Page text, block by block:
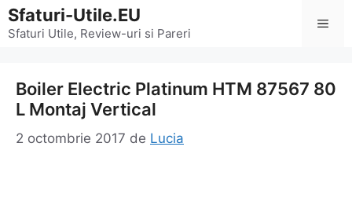
Sari
la
Sfaturi-Utile.EU
Sfaturi Utile, Review-uri si Pareri
Boiler Electric Platinum HTM 87567 80
L Montaj Vertical
2 octombrie 2017 de Lucia